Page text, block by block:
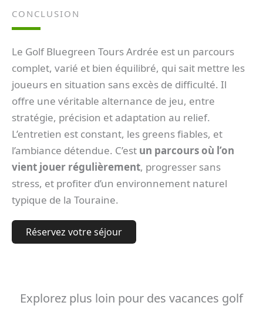
CONCLUSION
Le Golf Bluegreen Tours Ardrée est un parcours
complet, varié et bien équilibré, qui sait mettre les
joueurs en situation sans excès de difficulté. Il
offre une véritable alternance de jeu, entre
stratégie, précision et adaptation au relief.
L’entretien est constant, les greens fiables, et
l’ambiance détendue. C’est un parcours où l’on
vient jouer régulièrement, progresser sans
stress, et profiter d’un environnement naturel
typique de la Touraine.
Réservez votre séjour
Explorez plus loin pour des vacances golf